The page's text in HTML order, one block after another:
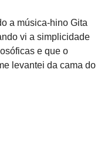
a música-hino Gita
vi a simplicidade
e que o
levantei da cama do